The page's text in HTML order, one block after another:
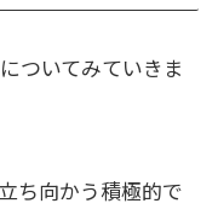
ついてみていきま
ち向かう積極的で